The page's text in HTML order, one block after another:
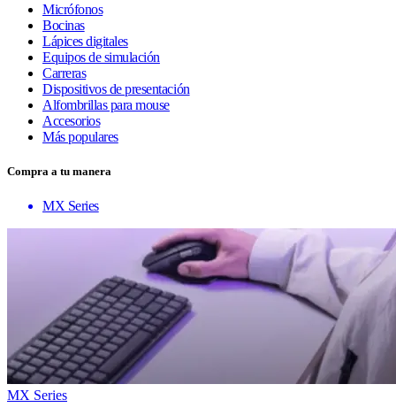
Micrófonos
Bocinas
Lápices digitales
Equipos de simulación
Carreras
Dispositivos de presentación
Alfombrillas para mouse
Accesorios
Más populares
Compra a tu manera
MX Series
MX Series